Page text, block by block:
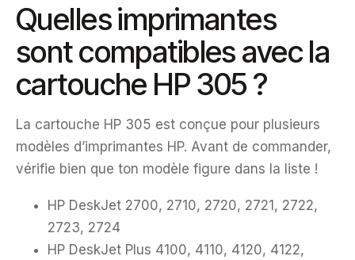
Quelles imprimantes
sont compatibles avec la
cartouche HP 305 ?
La cartouche HP 305 est conçue pour plusieurs
modèles d’imprimantes HP. Avant de commander,
vérifie bien que ton modèle figure dans la liste !
HP DeskJet 2700, 2710, 2720, 2721, 2722,
2723, 2724
HP DeskJet Plus 4100, 4110, 4120, 4122,